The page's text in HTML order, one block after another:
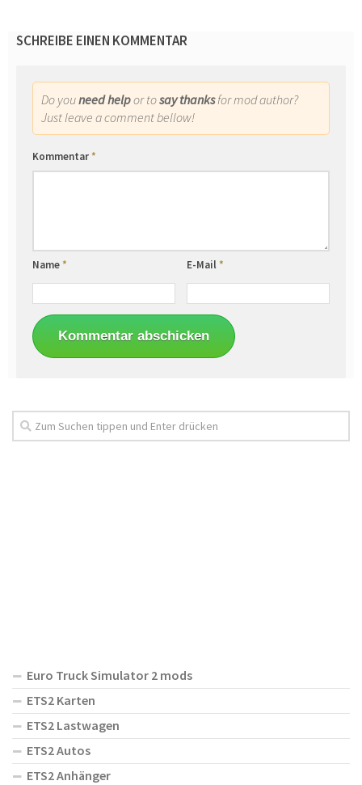
SCHREIBE EINEN KOMMENTAR
Do youneed helpor tosay thanksfor mod author?
Just leave a comment bellow!
Kommentar*
Name* E-Mail*
Euro Truck Simulator 2 mods
ETS2 Karten
ETS2 Lastwagen
ETS2 Autos
ETS2 Anhänger